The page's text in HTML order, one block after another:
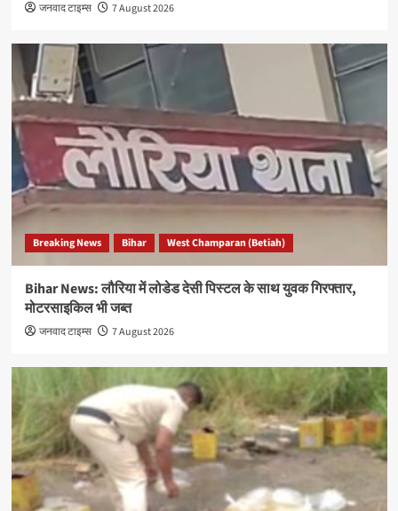
जनवाद टाइम्स 7 August 2026
Breaking News Bihar West Champaran (Betiah)
Bihar News: लौरिया में लोडेड देसी पिस्टल के साथ युवक गिरफ्तार,
मोटरसाइकिल भी जब्त
जनवाद टाइम्स 7 August 2026